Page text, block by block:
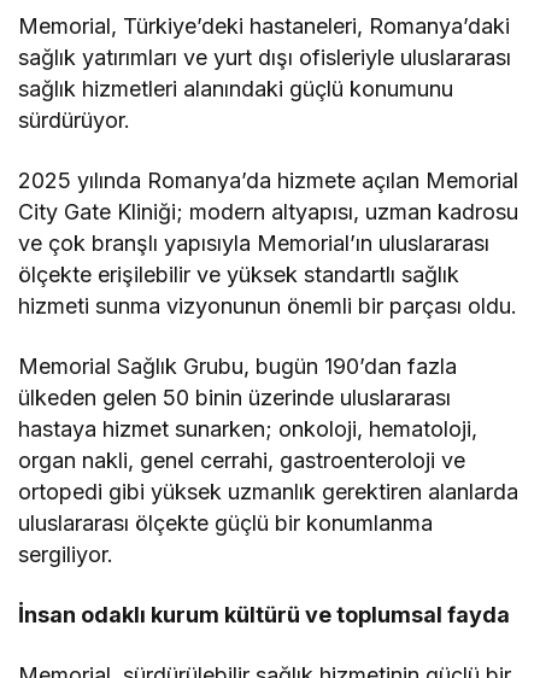
Memorial, Türkiye’deki hastaneleri, Romanya’daki
sağlık yatırımları ve yurt dışı ofisleriyle uluslararası
sağlık hizmetleri alanındaki güçlü konumunu
sürdürüyor.
2025 yılında Romanya’da hizmete açılan Memorial
City Gate Kliniği; modern altyapısı, uzman kadrosu
ve çok branşlı yapısıyla Memorial’ın uluslararası
ölçekte erişilebilir ve yüksek standartlı sağlık
hizmeti sunma vizyonunun önemli bir parçası oldu.
Memorial Sağlık Grubu, bugün 190’dan fazla
ülkeden gelen 50 binin üzerinde uluslararası
hastaya hizmet sunarken; onkoloji, hematoloji,
organ nakli, genel cerrahi, gastroenteroloji ve
ortopedi gibi yüksek uzmanlık gerektiren alanlarda
uluslararası ölçekte güçlü bir konumlanma
sergiliyor.
İnsan odaklı kurum kültürü ve toplumsal fayda